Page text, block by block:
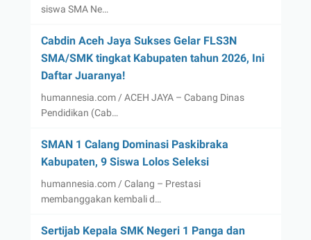
siswa SMA Ne…
Cabdin Aceh Jaya Sukses Gelar FLS3N
SMA/SMK tingkat Kabupaten tahun 2026, Ini
Daftar Juaranya!
humannesia.com / ACEH JAYA – Cabang Dinas
Pendidikan (Cab…
SMAN 1 Calang Dominasi Paskibraka
Kabupaten, 9 Siswa Lolos Seleksi
humannesia.com / Calang – Prestasi
membanggakan kembali d…
Sertijab Kepala SMK Negeri 1 Panga dan